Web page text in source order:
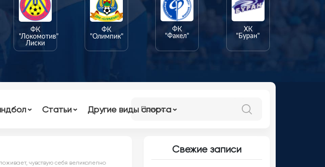
ФК
"Локомотив"
Лиски
ФК
"Олимпик"
ФК
"Факел"
ХК
"Буран"
Статьи Другие виды спорта
чувствую себя великолепно
Свежие записи